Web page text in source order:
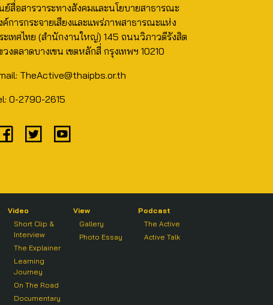
ย์สื่อสารวาระทางสังคมและนโยบายสาธารณะ
ค์การกระจายเสียงและแพร่ภาพสาธารณะแห่ง
ะเทศไทย (สำนักงานใหญ่) 145 ถนนวิภาวดีรังสิต
วงตลาดบางเขน เขตหลักสี่ กรุงเทพฯ 10210
TheActive@thaipbs.or.th
0-2790-2615
Video
Short Clip &
Interview
The Explainer
Learning
Journey
On The Road
Documentary
View
Gallery
Photo Essay
Podcast
The Active
Active Talk